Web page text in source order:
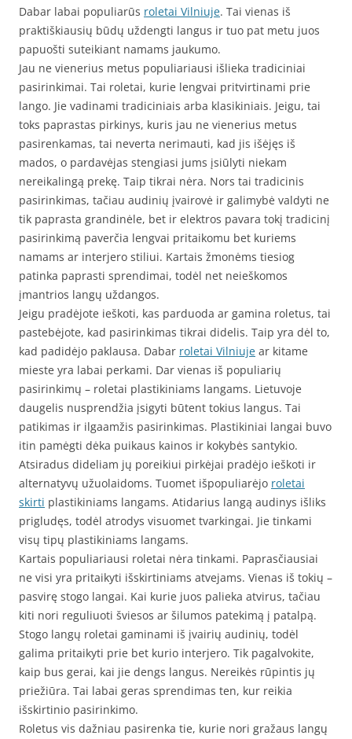
Dabar labai populiarūs roletai Vilniuje. Tai vienas iš
praktiškiausių būdų uždengti langus ir tuo pat metu juos
papuošti suteikiant namams jaukumo.
Jau ne vienerius metus populiariausi išlieka tradiciniai
pasirinkimai. Tai roletai, kurie lengvai pritvirtinami prie
lango. Jie vadinami tradiciniais arba klasikiniais. Jeigu, tai
toks paprastas pirkinys, kuris jau ne vienerius metus
pasirenkamas, tai neverta nerimauti, kad jis išėjęs iš
mados, o pardavėjas stengiasi jums įsiūlyti niekam
nereikalingą prekę. Taip tikrai nėra. Nors tai tradicinis
pasirinkimas, tačiau audinių įvairovė ir galimybė valdyti ne
tik paprasta grandinėle, bet ir elektros pavara tokį tradicinį
pasirinkimą paverčia lengvai pritaikomu bet kuriems
namams ar interjero stiliui. Kartais žmonėms tiesiog
patinka paprasti sprendimai, todėl net neieškomos
įmantrios langų uždangos.
Jeigu pradėjote ieškoti, kas parduoda ar gamina roletus, tai
pastebėjote, kad pasirinkimas tikrai didelis. Taip yra dėl to,
kad padidėjo paklausa. Dabar roletai Vilniuje ar kitame
mieste yra labai perkami. Dar vienas iš populiarių
pasirinkimų – roletai plastikiniams langams. Lietuvoje
daugelis nusprendžia įsigyti būtent tokius langus. Tai
patikimas ir ilgaamžis pasirinkimas. Plastikiniai langai buvo
itin pamėgti dėka puikaus kainos ir kokybės santykio.
Atsiradus dideliam jų poreikiui pirkėjai pradėjo ieškoti ir
alternatyvų užuolaidoms. Tuomet išpopuliarėjo roletai
skirti plastikiniams langams. Atidarius langą audinys išliks
prigludęs, todėl atrodys visuomet tvarkingai. Jie tinkami
visų tipų plastikiniams langams.
Kartais populiariausi roletai nėra tinkami. Paprasčiausiai
ne visi yra pritaikyti išskirtiniams atvejams. Vienas iš tokių –
pasvirę stogo langai. Kai kurie juos palieka atvirus, tačiau
kiti nori reguliuoti šviesos ar šilumos patekimą į patalpą.
Stogo langų roletai gaminami iš įvairių audinių, todėl
galima pritaikyti prie bet kurio interjero. Tik pagalvokite,
kaip bus gerai, kai jie dengs langus. Nereikės rūpintis jų
priežiūra. Tai labai geras sprendimas ten, kur reikia
išskirtinio pasirinkimo.
Roletus vis dažniau pasirenka tie, kurie nori gražaus langų